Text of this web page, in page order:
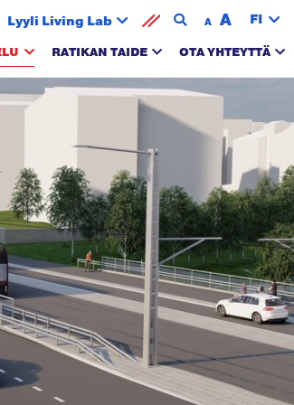
Lyyli Living Lab A A FI
RATIKAN TAIDE OTA YHTEYTTÄ